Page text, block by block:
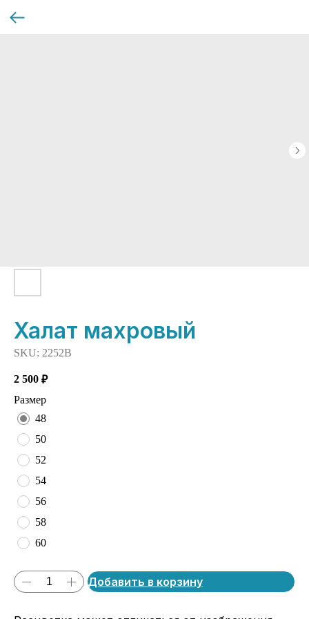
Халат махровый
SKU: 2252В
2 500 ₽
Размер
48
50
52
54
56
58
60
Добавить в корзину